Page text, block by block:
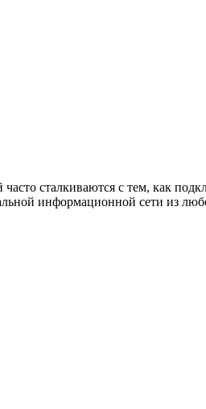
сталкиваются с тем, как
информационной сети из